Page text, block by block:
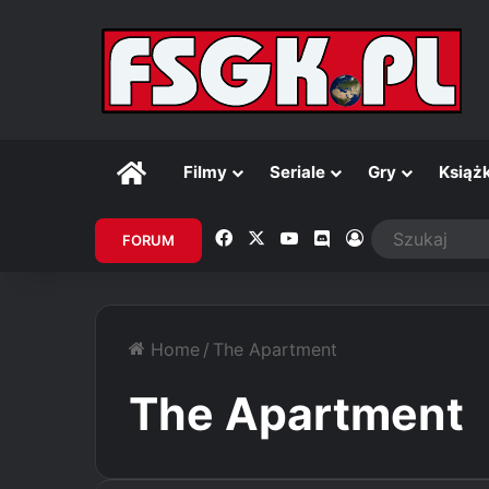
GłównaFilmy Seriale Gry
FORUM Facebook YouTubeDiscordZaloguj
Home / The Apartment
The Apartment